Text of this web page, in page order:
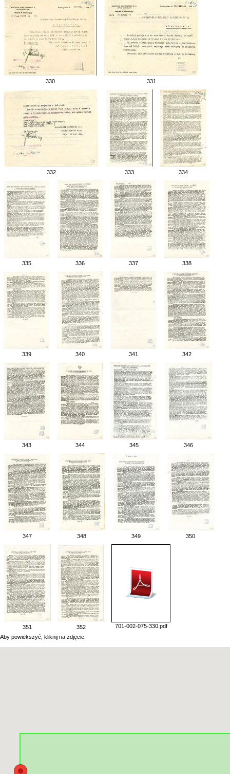
330 331
332 333 334
335 336 337 338
339 340 341 342
343 344 345 346
347 348 349 350
351 352
701-002-075-330.pdf
Aby powiekszyć, kliknij na zdjęcie.